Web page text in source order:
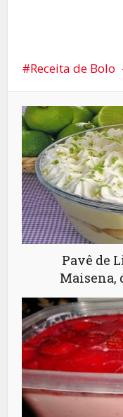
Receita de Bolo
Pavê de
Maisena,